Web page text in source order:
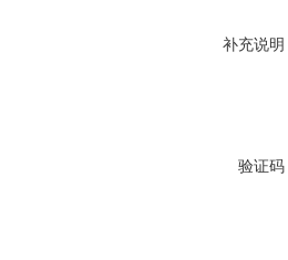
补充说明
验证码